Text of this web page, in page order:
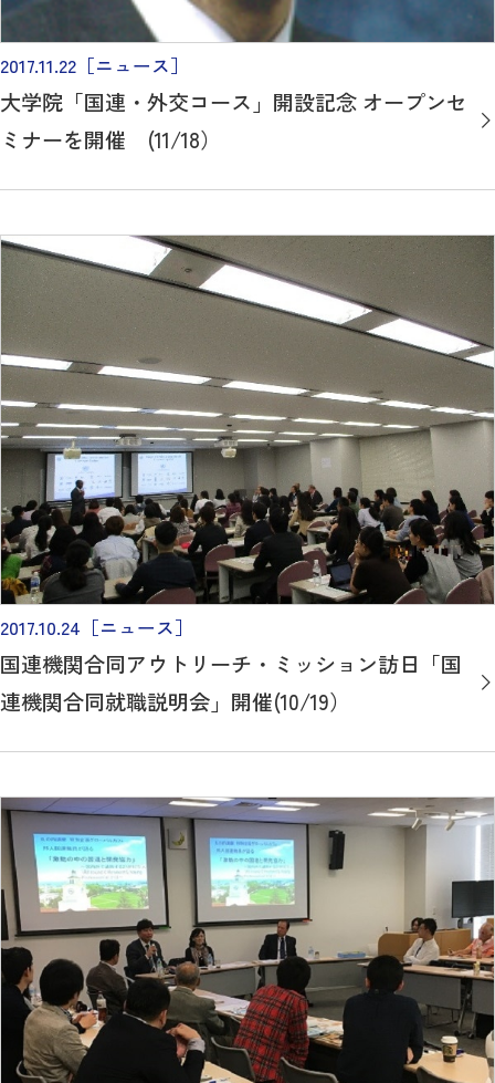
2017.11.22 ［ニュース］
大学院「国連・外交コース」開設記念 オープンセ
ミナーを開催 (11/18）
2017.10.24 ［ニュース］
国連機関合同アウトリーチ・ミッション訪日「国
連機関合同就職説明会」開催(10/19）